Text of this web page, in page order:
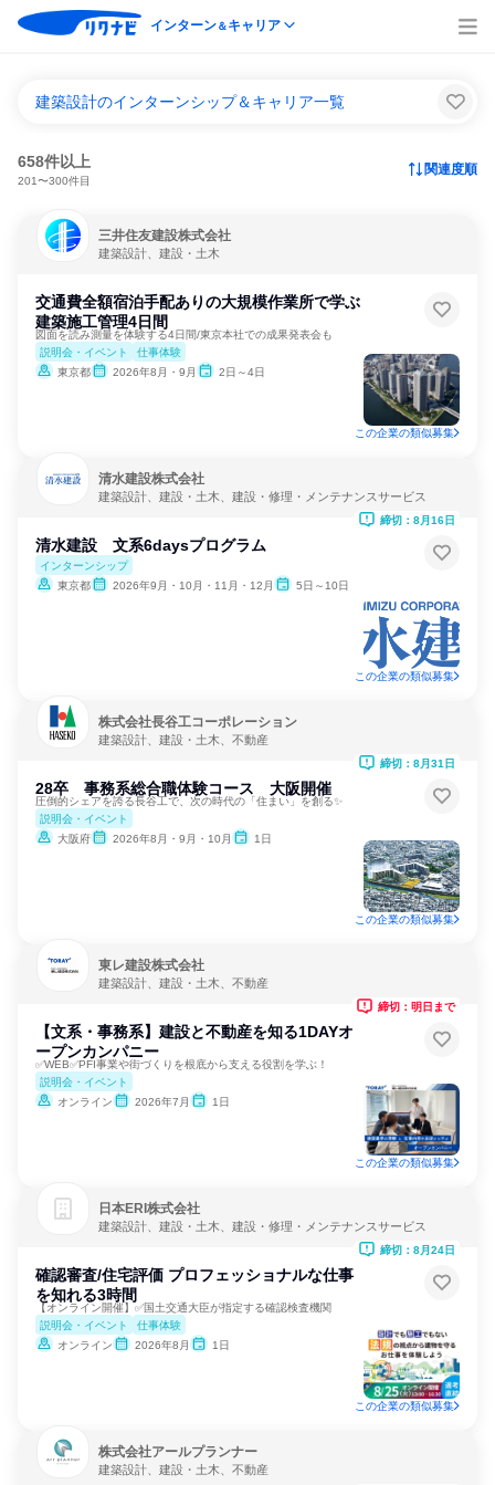
インターン＆キャリア
建築設計のインターンシップ＆キャリア一覧
658件以上
201〜300件目
関連度順
三井住友建設株式会社
建築設計、建設・土木
交通費全額宿泊手配ありの大規模作業所で学ぶ
建築施工管理4日間
図面を読み測量を体験する4日間/東京本社での成果発表会も
説明会・イベント
仕事体験
東京都
2026年8月・9月 2日～4日
この企業の類似募集
清水建設株式会社
建築設計、建設・土木、建設・修理・メンテナンスサービス
清水建設 文系6daysプログラム
インターンシップ
東京都
2026年9月・10月・11月・12月 5日～10日
締切：8月16日
この企業の類似募集
株式会社長谷工コーポレーション
建築設計、建設・土木、不動産
28卒 事務系総合職体験コース 大阪開催
圧倒的シェアを誇る長谷工で、次の時代の「住まい」を創る✨
説明会・イベント
大阪府
2026年8月・9月・10月 1日
締切：8月31日
この企業の類似募集
東レ建設株式会社
建築設計、建設・土木、不動産
【文系・事務系】建設と不動産を知る1DAYオ
ープンカンパニー
✅WEB✅PFI事業や街づくりを根底から支える役割を学ぶ！
説明会・イベント
オンライン
2026年7月 1日
締切：明日まで
この企業の類似募集
日本ERI株式会社
建築設計、建設・土木、建設・修理・メンテナンスサービス
確認審査/住宅評価 プロフェッショナルな仕事
を知れる3時間
【オンライン開催】✅国土交通大臣が指定する確認検査機関
説明会・イベント
仕事体験
オンライン
2026年8月 1日
締切：8月24日
この企業の類似募集
株式会社アールプランナー
建築設計、建設・土木、不動産